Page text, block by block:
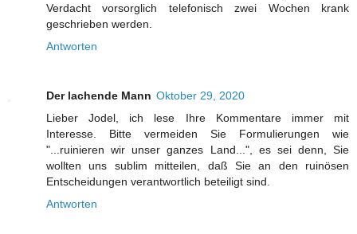
Verdacht vorsorglich telefonisch zwei Wochen krank
geschrieben werden.
Antworten
Der lachende Mann Oktober 29, 2020
Lieber Jodel, ich lese Ihre Kommentare immer mit
Interesse. Bitte vermeiden Sie Formulierungen wie
"...ruinieren wir unser ganzes Land...", es sei denn, Sie
wollten uns sublim mitteilen, daß Sie an den ruinösen
Entscheidungen verantwortlich beteiligt sind.
Antworten